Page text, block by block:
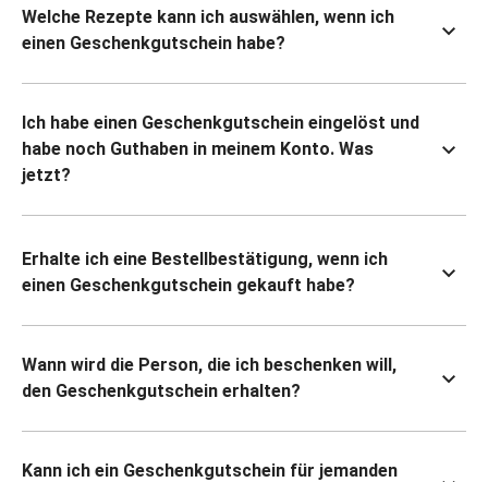
Welche Rezepte kann ich auswählen, wenn ich
einen Geschenkgutschein habe?
Ich habe einen Geschenkgutschein eingelöst und
habe noch Guthaben in meinem Konto. Was
jetzt?
Erhalte ich eine Bestellbestätigung, wenn ich
einen Geschenkgutschein gekauft habe?
Wann wird die Person, die ich beschenken will,
den Geschenkgutschein erhalten?
Kann ich ein Geschenkgutschein für jemanden